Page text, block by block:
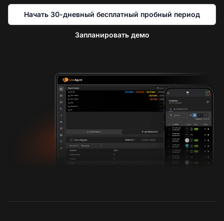
Начать 30-дневный бесплатный пробный период
Запланировать демо